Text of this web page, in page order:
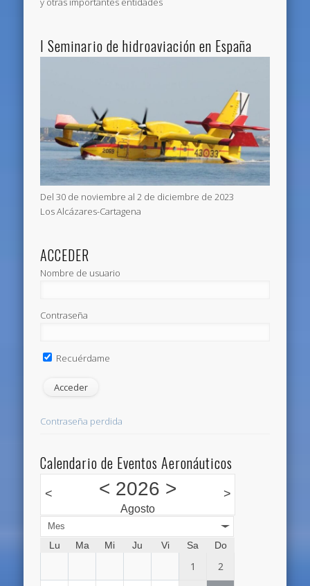
I Seminario de hidroaviación en España
Del 30 de noviembre al 2 de diciembre de 2023
Los Alcázares-Cartagena
ACCEDER
Nombre de usuario
Contraseña
Recuérdame
Contraseña perdida
Calendario de Eventos Aeronáuticos
< < 2026 >
Agosto
>
Mes
Lu Ma Mi Ju Vi Sa Do
1 2